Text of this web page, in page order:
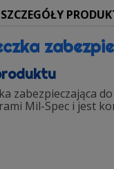
SZCZEGÓŁY
zabezpieczająca
Mil-Spec i jest